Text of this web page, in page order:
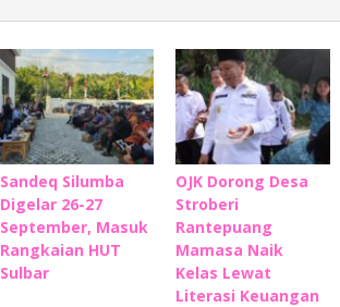
Sandeq Silumba
Digelar 26-27
September, Masuk
Rangkaian HUT
Sulbar
OJK Dorong Desa
Stroberi
Rantepuang
Mamasa Naik
Kelas Lewat
Literasi Keuangan